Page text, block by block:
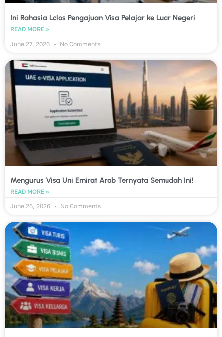
Ini Rahasia Lolos Pengajuan Visa Pelajar ke Luar Negeri
READ MORE »
June 27, 2026
No Comments
Mengurus Visa Uni Emirat Arab Ternyata Semudah Ini!
READ MORE »
June 26, 2026
No Comments